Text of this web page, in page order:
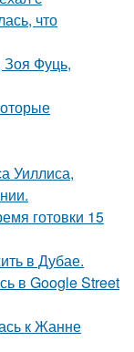
что
Зоя Фуць,
Уиллиса,
готовки 15
в Дубае.
в Google Street
к Жанне